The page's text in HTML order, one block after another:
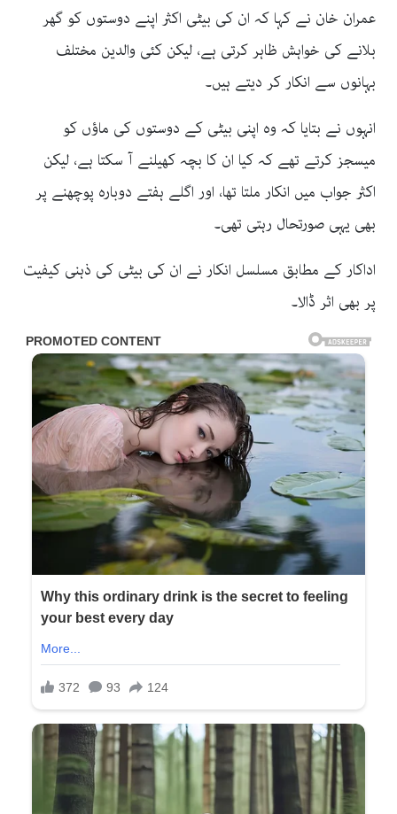
عمران خان نے کہا کہ ان کی بیٹی اکثر اپنے دوستوں کو گھر
بلانے کی خواہش ظاہر کرتی ہے، لیکن کئی والدین مختلف
بہانوں سے انکار کر دیتے ہیں۔
انہوں نے بتایا کہ وہ اپنی بیٹی کے دوستوں کی ماؤں کو
میسجز کرتے تھے کہ کیا ان کا بچہ کھیلنے آ سکتا ہے، لیکن
اکثر جواب میں انکار ملتا تھا، اور اگلے ہفتے دوبارہ پوچھنے پر
بھی یہی صورتحال رہتی تھی۔
اداکار کے مطابق مسلسل انکار نے ان کی بیٹی کی ذہنی کیفیت
پر بھی اثر ڈالا۔